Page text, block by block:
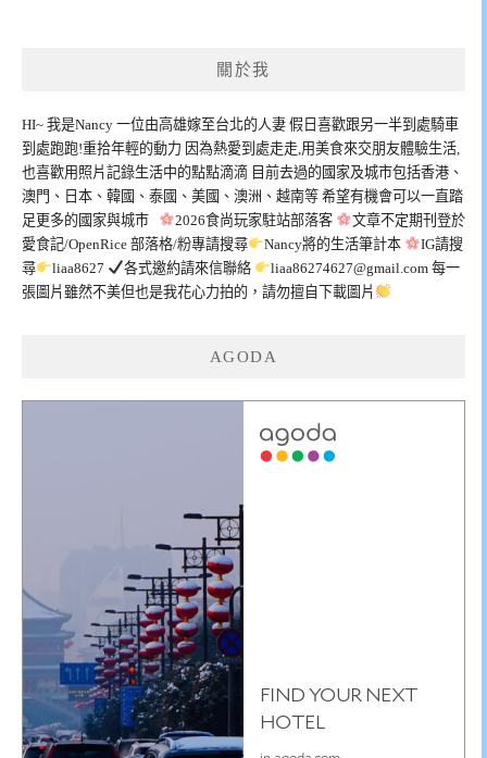
關於我
HI~ 我是Nancy 一位由高雄嫁至台北的人妻 假日喜歡跟另一半到處騎車
到處跑跑!重拾年輕的動力 因為熱愛到處走走,用美食來交朋友體驗生活,
也喜歡用照片記錄生活中的點點滴滴 目前去過的國家及城市包括香港、
澳門、日本、韓國、泰國、美國、澳洲、越南等 希望有機會可以一直踏
足更多的國家與城市
2026食尚玩家駐站部落客
文章不定期刊登於
愛食記/OpenRice 部落格/粉專請搜尋
Nancy將的生活筆計本
IG請搜
尋
liaa8627 各式邀約請來信聯絡 liaa86274627@gmail.com每一
張圖片雖然不美但也是我花心力拍的，請勿擅自下載圖片
AGODA